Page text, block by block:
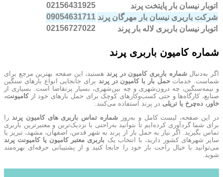
اتوبار نیسان بار پایتخت پرند
02156431925
شرکت باربری نیسان بار مهرگان پرند 09054631711
اتوبار نیسان باربری لاله بار پرند
02156727022
شماره کامیون باربری پرند
اگر به‌دنبالشماره باربری کامیون در پرند هستید، این صفحه بهترین مرجع برای
شماست. خدماتحمل بار با کامیون در پرند برای جابجایی انواع بارهای سنگین
و نیمه‌سنگین، چه درون‌شهری و چه بین‌شهری، بسیار پرتقاضا است. بسیاری از
صنایع، کارگاه‌ها و حتی کسب‌وکارهای کوچک برای حمل بارهای خود ازکامیونت،
خاور، ده‌چرخ یا تریلی در پرند استفاده می‌کنند.
در این صفحه، لیست کامل و به‌روز
شماره تماس باربری های کامیون پرند را
برای شما گردآوری کرده‌ایم تا بتوانید به‌راحتی با نزدیک‌ترین و معتبرترین باربری
تماس بگیرید. اگر نیاز به حمل بار از پرند به شهر قدس، اصفهان، مشهد، تبریز یا
سایر شهرهای کشور دارید، با انتخاب یک باربری معتبر کامیون یا کامیونت پرند
می‌توانید با خیال راحت بار خود را جابجا کنید و از پشتیبانی حرفه‌ای بهره‌مند
شوید.